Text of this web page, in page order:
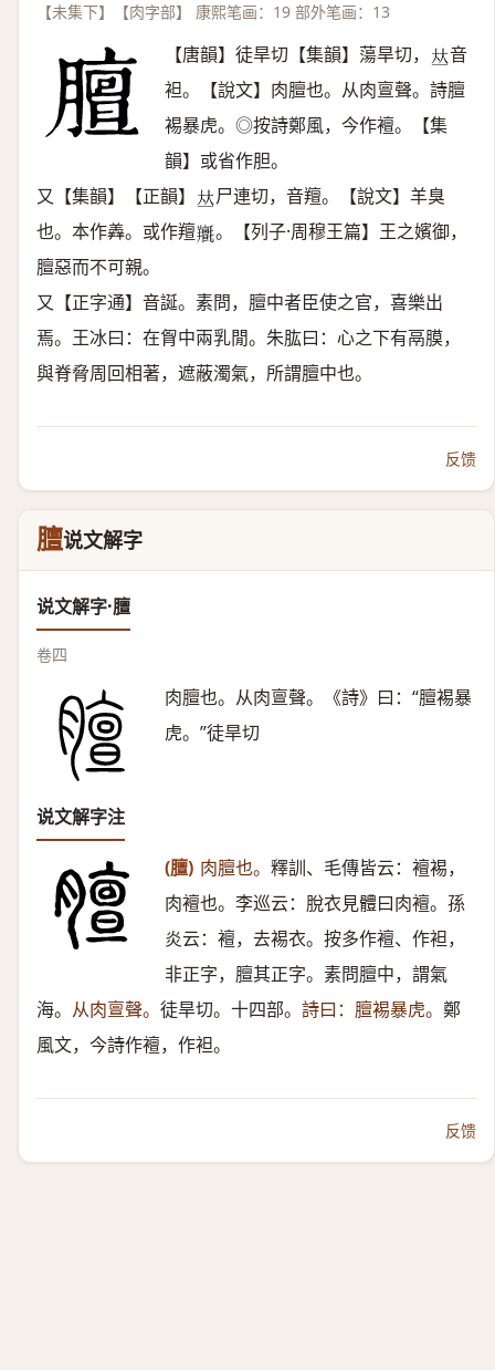
【未集下】【肉字部】 康熙笔画：19 部外笔画：13
【唐韻】徒旱切【集韻】蕩旱切， 𠀤音
袒。【說文】肉膻也。从肉亶聲。詩膻
裼暴虎。◎按詩鄭風，今作襢。【集
韻】或省作胆。
又【集韻】【正韻】 𠀤尸連切，音羶。【說文】羊臭
也。本作羴。或作羶𦏫 。【列子·周穆王篇】王之嬪御，
膻惡而不可親。
又【正字通】音誕。素問，膻中者臣使之官，喜樂出
焉。王冰曰：在胷中兩乳閒。朱肱曰：心之下有鬲膜，
與脊脅周回相著，遮蔽濁氣，所謂膻中也。
反馈
膻说文解字
说文解字·膻
卷四
肉膻也。从肉亶聲。《詩》曰：“膻裼暴
虎。”徒旱切
说文解字注
(膻) 肉膻也。 釋訓、毛傳皆云：襢裼，
肉襢也。李巡云：脫衣見體曰肉襢。孫
炎云：襢，去裼衣。按多作襢、作袒，
非正字，膻其正字。素問膻中，謂氣
海。 从肉亶聲。 徒旱切。十四部。 詩曰：膻裼暴虎。 鄭
風文，今詩作襢，作袒。
反馈